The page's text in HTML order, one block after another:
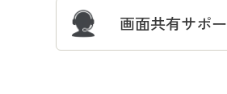
画面共有サポ